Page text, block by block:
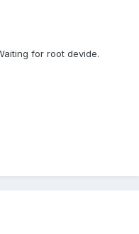
for root devide.